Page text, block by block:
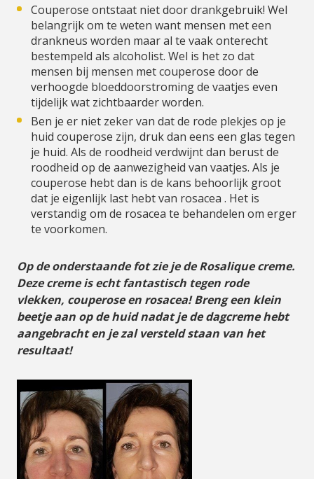
Couperose ontstaat niet door drankgebruik! Wel
belangrijk om te weten want mensen met een
drankneus worden maar al te vaak onterecht
bestempeld als alcoholist. Wel is het zo dat
mensen bij mensen met couperose door de
verhoogde bloeddoorstroming de vaatjes even
tijdelijk wat zichtbaarder worden.
Ben je er niet zeker van dat de rode plekjes op je
huid couperose zijn, druk dan eens een glas tegen
je huid. Als de roodheid verdwijnt dan berust de
roodheid op de aanwezigheid van vaatjes. Als je
couperose hebt dan is de kans behoorlijk groot
dat je eigenlijk last hebt van rosacea . Het is
verstandig om de rosacea te behandelen om erger
te voorkomen.
Op de onderstaande fot zie je de Rosalique creme.
Deze creme is echt fantastisch tegen rode
vlekken, couperose en rosacea! Breng een klein
beetje aan op de huid nadat je de dagcreme hebt
aangebracht en je zal versteld staan van het
resultaat!